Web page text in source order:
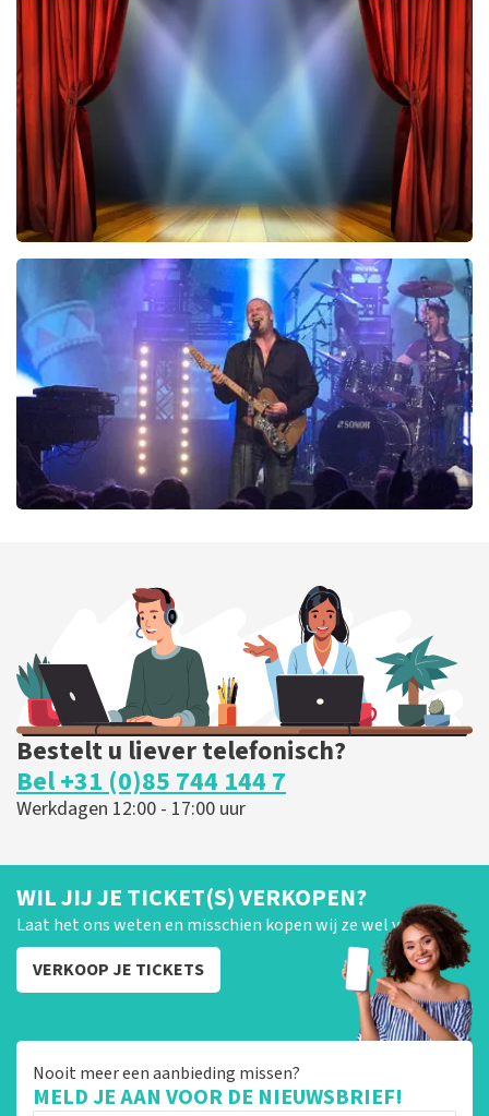
423 laatste 30 minuten
BESTEL NU
40 45 De Musical
290laatste 30 minuten
BESTEL NU
BESTEL NU
Bestelt u liever telefonisch?
Bel +31 (0)85 744 144 7
Werkdagen 12:00 - 17:00 uur
WIL JIJ JE TICKET(S) VERKOPEN?
Laat het ons weten en misschien kopen wij ze wel van je!
VERKOOP JE TICKETS
Nooit meer een aanbieding missen?
MELD JE AAN VOOR DE NIEUWSBRIEF!